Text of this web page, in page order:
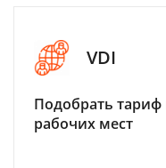
VDI
Подобрать
рабочих мест